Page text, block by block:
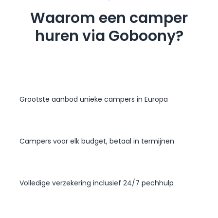
Waarom een camper
huren via Goboony?
Grootste aanbod unieke campers in Europa
Campers voor elk budget, betaal in termijnen
Volledige verzekering inclusief 24/7 pechhulp